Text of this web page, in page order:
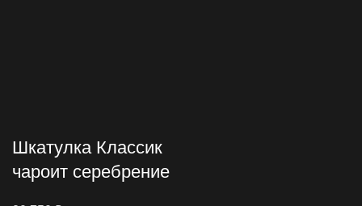
Шкатулка Классик
чароит серебрение